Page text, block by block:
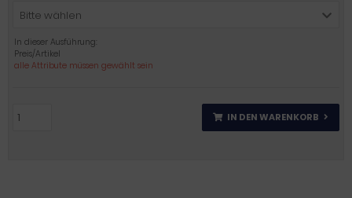
Bitte wählen
In dieser Ausführung:
Preis/Artikel
alle Attribute müssen gewählt sein
IN DEN WARENKORB